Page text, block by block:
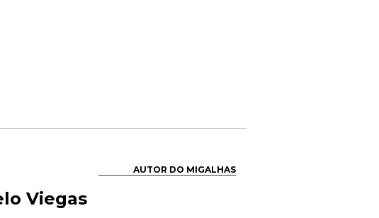
AUTOR DO MIGALHAS
Viegas